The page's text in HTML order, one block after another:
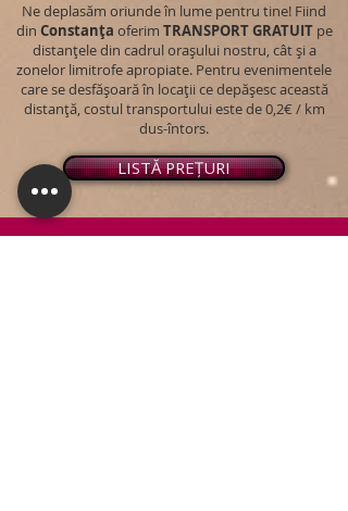
Ne deplasăm oriunde în lume pentru tine! Fiind
din Constanța oferim TRANSPORTGRATUITpe
distanțele din cadrul orașului nostru, cât și a
zonelor limitrofe apropiate. Pentru evenimentele
care se desfășoară în locații ce depășesc această
distanță, costul transportului este de 0,2€ / km
dus-întors.
LISTĂ PREȚURI